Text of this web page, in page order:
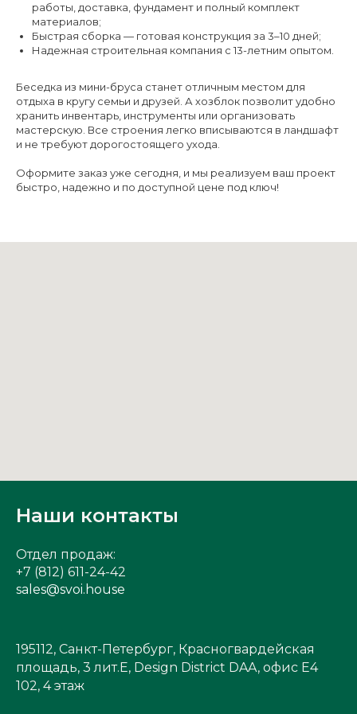
работы, доставка, фундамент и полный комплект
материалов;
Быстрая сборка — готовая конструкция за 3–10 дней;
Надежная строительная компания с 13-летним опытом.
Беседка из мини-бруса станет отличным местом для
отдыха в кругу семьи и друзей. А хозблок позволит удобно
хранить инвентарь, инструменты или организовать
мастерскую. Все строения легко вписываются в ландшафт
и не требуют дорогостоящего ухода.
Оформите заказ уже сегодня, и мы реализуем ваш проект
быстро, надежно и по доступной цене под ключ!
Наши контакты
Отдел продаж:
+7 (812) 611-24-42
sales@svoi.house
195112, Санкт-Петербург, Красногвардейская
площадь, 3 лит.Е, Design District DAA, офис Е4
102, 4 этаж